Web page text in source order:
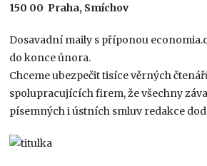
150 00 Praha, Smíchov
Dosavadní maily s příponou
do konce února.
Chceme ubezpečit tisíce věrných
spolupracujících firem, že všechny
písemných i ústních smluv redakce